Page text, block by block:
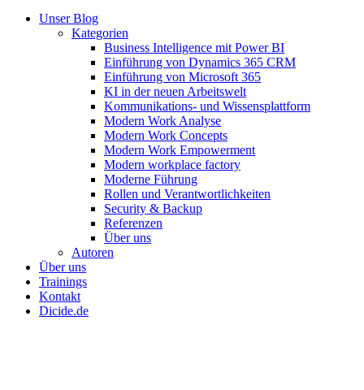
Close
Unser Blog
Kategorien
Business Intelligence mit Power BI
Einführung von Dynamics 365 CRM
Einführung von Microsoft 365
KI in der neuen Arbeitswelt
Kommunikations- und Wissensplattform
Modern Work Analyse
Modern Work Concepts
Modern Work Empowerment
Modern workplace factory
Moderne Führung
Rollen und Verantwortlichkeiten
Security & Backup
Referenzen
Über uns
Autoren
Über uns
Trainings
Kontakt
Dicide.de